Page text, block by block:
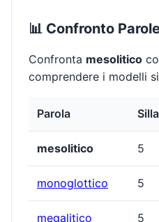
📊 Confronto
Confronta mesolitico
comprendere i modelli
Parola
mesolitico 5
monoglottico 5
megalitico 5